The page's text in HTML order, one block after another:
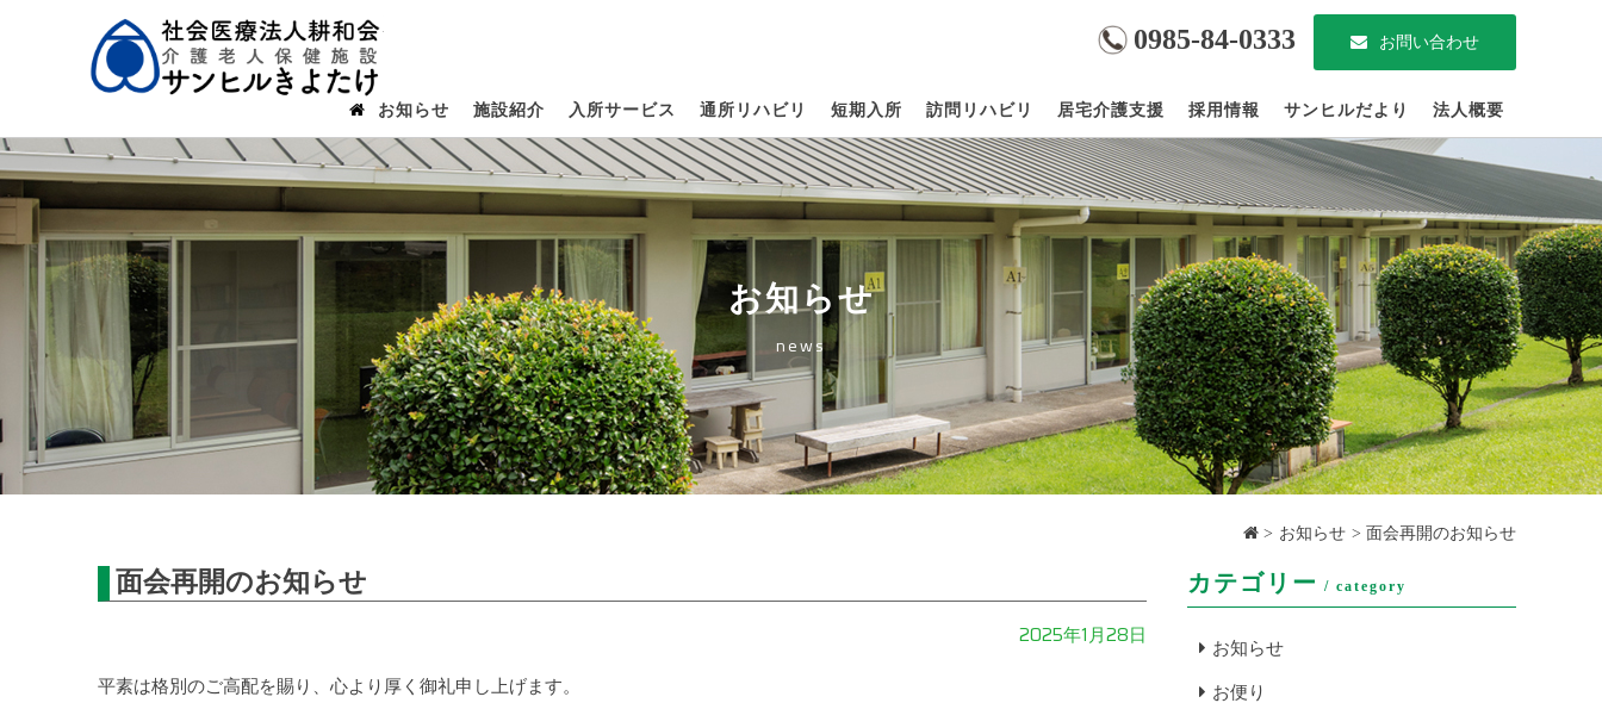
0985-84-0333 お問い合わせ
お知らせ 施設紹介 入所サービス 通所リハビリ 短期入所 訪問リハビリ 居宅介護支援 採用情報 サンヒルだより 法人概要
お知らせ
news
お知らせ 面会再開のお知らせ
面会再開のお知らせ
2025年1月28日
平素は格別のご高配を賜り、心より厚く御礼申し上げます。
カテゴリー category
お知らせ
お便り